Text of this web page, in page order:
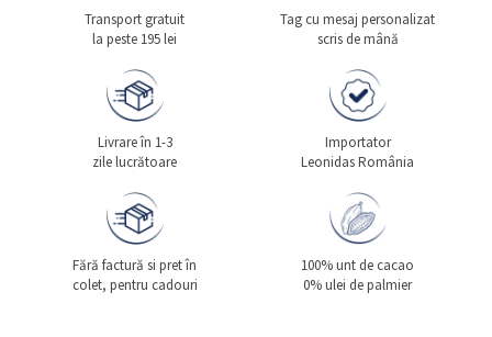
Transport gratuit
la peste 195 lei
Tag cu mesaj personalizat
scris de mână
Livrare în 1-3
zile lucrătoare
Importator
Leonidas România
Fără factură si pret în
colet, pentru cadouri
100% unt de cacao
0% ulei de palmier